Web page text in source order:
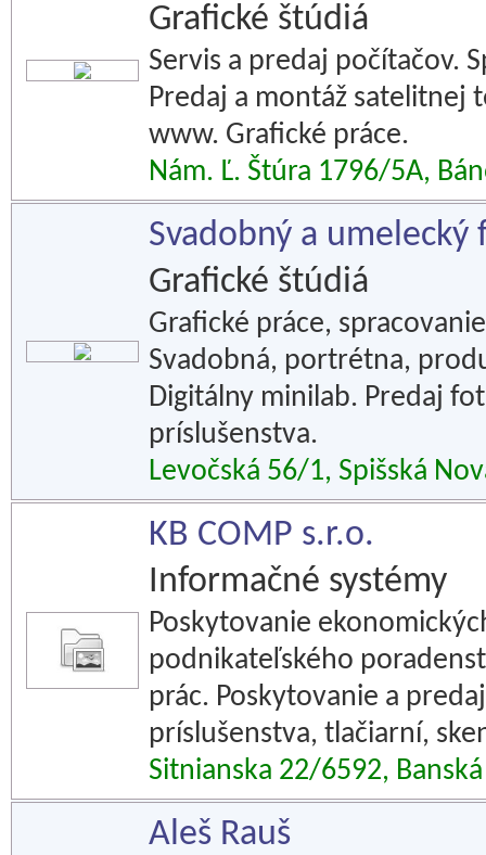
Grafické štúdiá
Servis a predaj počítačov.
Predaj a montáž satelitnej
www. Grafické práce.
Nám. Ľ. Štúra 1796/5A,
Svadobný a umelecký
Grafické štúdiá
Grafické práce,
Svadobná, portrétna,
Digitálny minilab. Predaj
príslušenstva.
Levočská 56/1, Spišská
KB COMP s.r.o.
Informačné systémy
Poskytovanie
podnikateľského
prác. Poskytovanie a
príslušenstva, tlačiarní,
Sitnianska 22/6592,
Aleš Rauš